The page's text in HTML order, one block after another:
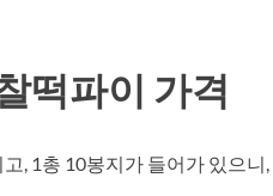
떡파이 가격
, 1총 10봉지가 들어가 있으니,